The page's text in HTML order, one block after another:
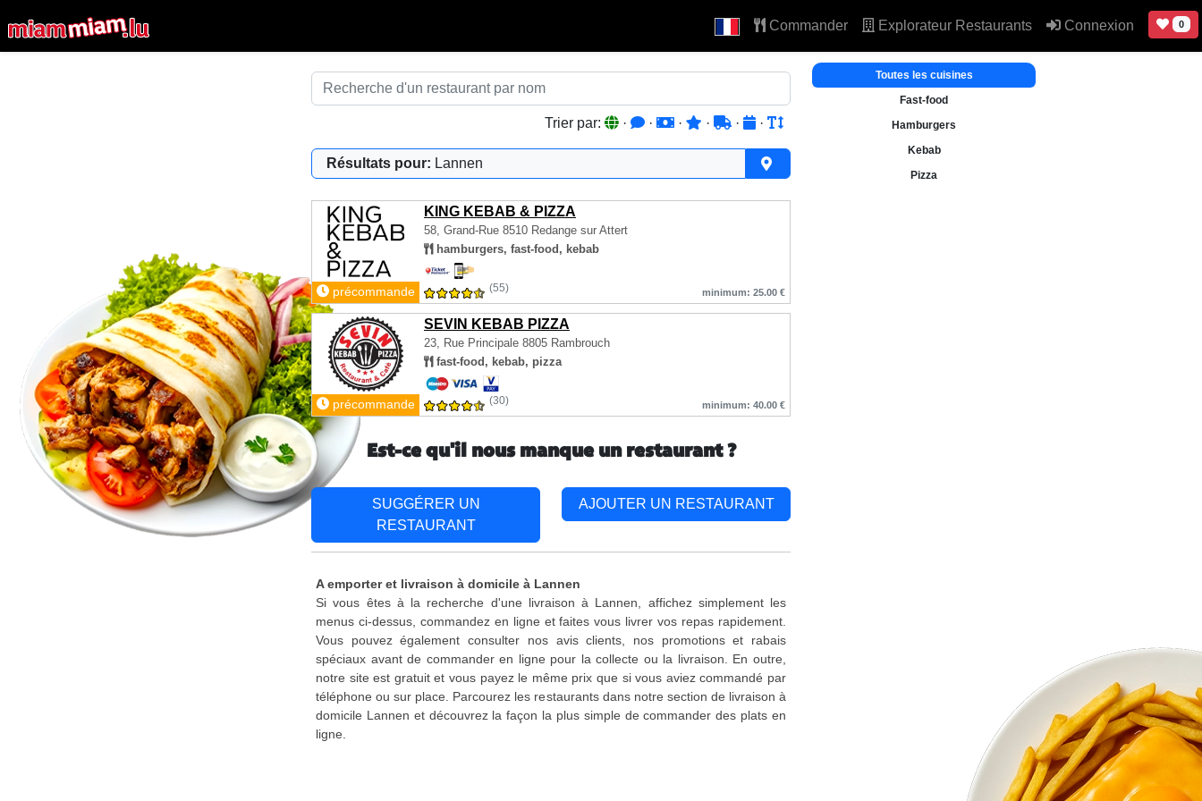
Commander Explorateur Restaurants Connexion 0
Trier par: · · · · · ·
Résultats pour: Lannen
KING KEBAB & PIZZA
58, Grand-Rue 8510 Redange sur Attert
hamburgers, fast-food, kebab
précommande (55) minimum: 25.00 €
SEVIN KEBAB PIZZA
23, Rue Principale 8805 Rambrouch
fast-food, kebab, pizza
précommande (30) minimum: 40.00 €
Toutes les cuisines
Fast-food
Hamburgers
Kebab
Pizza
Est-ce qu'il nous manque un restaurant ?
SUGGÉRER UN
RESTAURANT
AJOUTER UN RESTAURANT
A emporter et livraison à domicile à Lannen
Si vous êtes à la recherche d'une livraison à Lannen, affichez simplement les
menus ci-dessus, commandez en ligne et faites vous livrer vos repas rapidement.
Vous pouvez également consulter nos avis clients, nos promotions et rabais
spéciaux avant de commander en ligne pour la collecte ou la livraison. En outre,
notre site est gratuit et vous payez le même prix que si vous aviez commandé par
téléphone ou sur place. Parcourez les restaurants dans notre section de livraison à
domicile Lannen et découvrez la façon la plus simple de commander des plats en
ligne.